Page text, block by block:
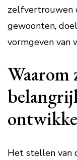
zelfvertrouwen
gewoonten,
vormgeven van
Waarom
Het stellen van